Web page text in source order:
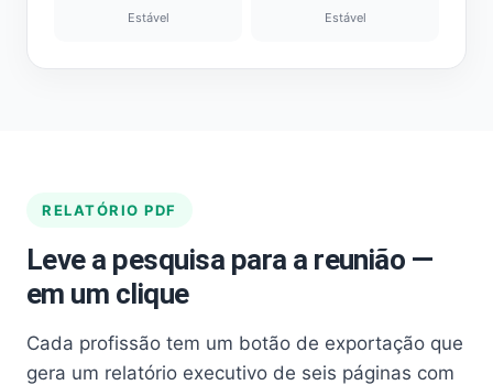
Estável Estável
RELATÓRIO PDF
Leve a pesquisa para a reunião —
em um clique
Cada profissão tem um botão de exportação que
gera um relatório executivo de seis páginas com